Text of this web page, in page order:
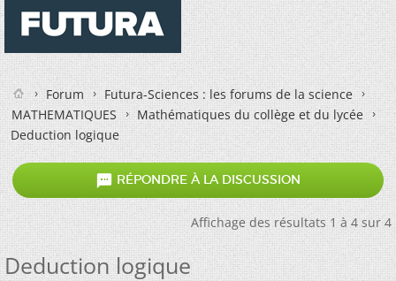
Forum
Futura-Sciences : les forums de la science
MATHEMATIQUES
Mathématiques du collège et du lycée
Deduction logique
 RÉPONDRE À LA DISCUSSION
Affichage des résultats 1 à 4 sur 4
Deduction logique